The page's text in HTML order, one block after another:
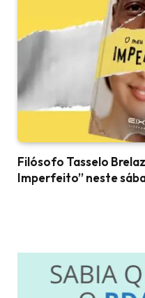
Filósofo Tasselo
Imperfeito” neste